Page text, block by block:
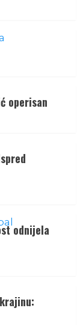
operisan
odnijela